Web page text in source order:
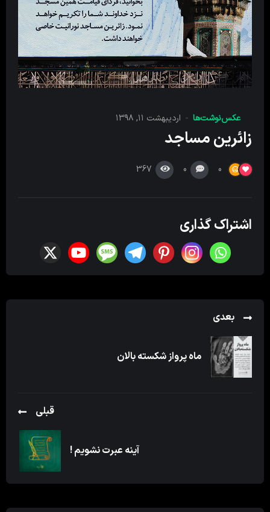
عکس‌نوشت‌ها اردیبهشت ۱۱, ۱۳۹۸
زائرین مساجد
0
0
367
اشتراک گذاری
بعدی
ماه پرواز شکسته بالان
قبلی
آینه عبرت نشویم !